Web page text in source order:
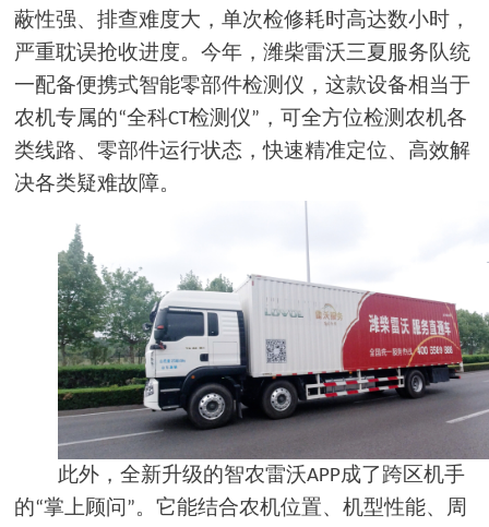
蔽性强、排查难度大，单次检修耗时高达数小时，
严重耽误抢收进度。今年，潍柴雷沃三夏服务队统
一配备便携式智能零部件检测仪，这款设备相当于
农机专属的“全科CT检测仪” ，可全方位检测农机各
类线路、零部件运行状态，快速精准定位、高效解
决各类疑难故障。
此外，全新升级的智农雷沃APP成了跨区机手
的“掌上顾问 ”。它能结合农机位置、机型性能、周